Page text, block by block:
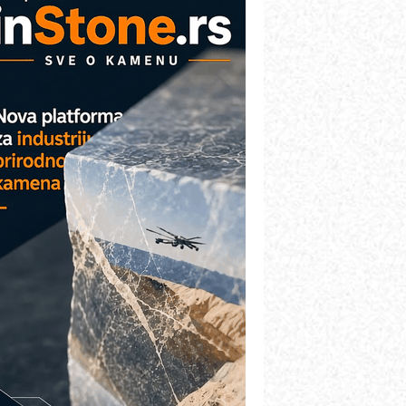
- Lim i mašine za savremena